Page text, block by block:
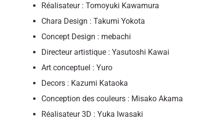
Réalisateur : Tomoyuki Kawamura
Chara Design : Takumi Yokota
Concept Design : mebachi
Directeur artistique : Yasutoshi Kawai
Art conceptuel : Yuro
Decors : Kazumi Kataoka
Conception des couleurs : Misako Akama
Réalisateur 3D : Yuka Iwasaki